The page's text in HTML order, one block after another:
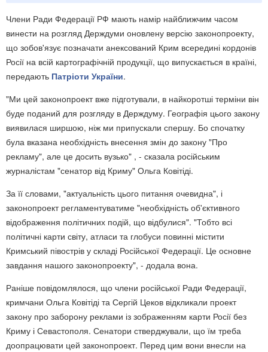
Члени Ради Федерації РФ мають намір найближчим часом
винести на розгляд Держдуми оновлену версію законопроекту,
що зобов'язує позначати анексований Крим всередині кордонів
Росії на всій картографічній продукції, що випускається в країні,
передають Патріоти України.
"Ми цей законопроект вже підготували, в найкоротші терміни він
буде поданий для розгляду в Держдуму. Географія цього закону
виявилася ширшою, ніж ми припускали спершу. Бо спочатку
була вказана необхідність внесення змін до закону "Про
рекламу", але це досить вузько" , - сказала російським
журналістам "сенатор від Криму" Ольга Ковітіді.
За її словами, "актуальність цього питання очевидна", і
законопроект регламентуватиме "необхідність об'єктивного
відображення політичних подій, що відбулися". "Тобто всі
політичні карти світу, атласи та глобуси повинні містити
Кримський півострів у складі Російської Федерації. Це основне
завдання нашого законопроекту", - додала вона.
Раніше повідомлялося, що члени російської Ради Федерації,
кримчани Ольга Ковітіді та Сергій Цеков відкликали проект
закону про заборону реклами із зображенням карти Росії без
Криму і Севастополя. Сенатори стверджували, що їм треба
доопрацювати цей законопроект. Перед цим вони внесли на